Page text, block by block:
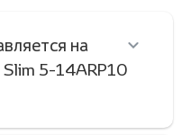
на
5-14ARP10